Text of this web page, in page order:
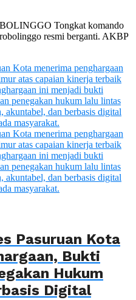
Tongkat komando
resmi berganti. AKBP
Pasuruan Kota
Bukti
Hukum
Digital